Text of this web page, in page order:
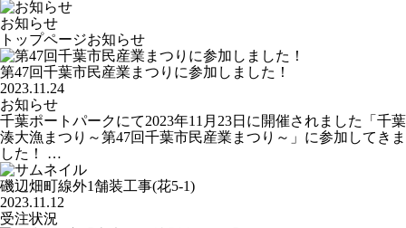
お知らせ
トップページお知らせ
第47回千葉市民産業まつりに参加しました！
2023.11.24
お知らせ
千葉ポートパークにて2023年11月23日に開催されました「千葉
湊大漁まつり～第47回千葉市民産業まつり～」に参加してきま
した！ …
磯辺畑町線外1舗装工事(花5-1)
2023.11.12
受注状況